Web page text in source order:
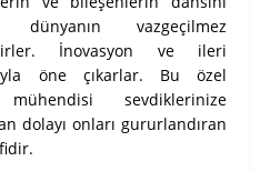
vazgeçilmez
İnovasyon ve ileri
öne çıkarlar. Bu özel
sevdiklerinize
dolayı onları gururlandıran